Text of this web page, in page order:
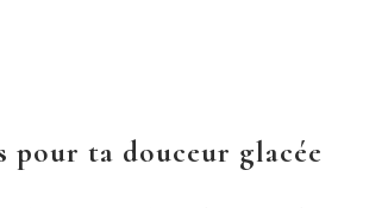
pour ta douceur glacée